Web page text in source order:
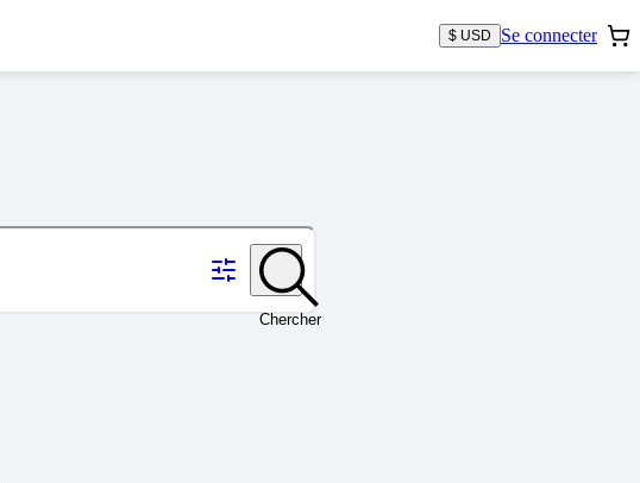
$ USD Se connecter
Chercher